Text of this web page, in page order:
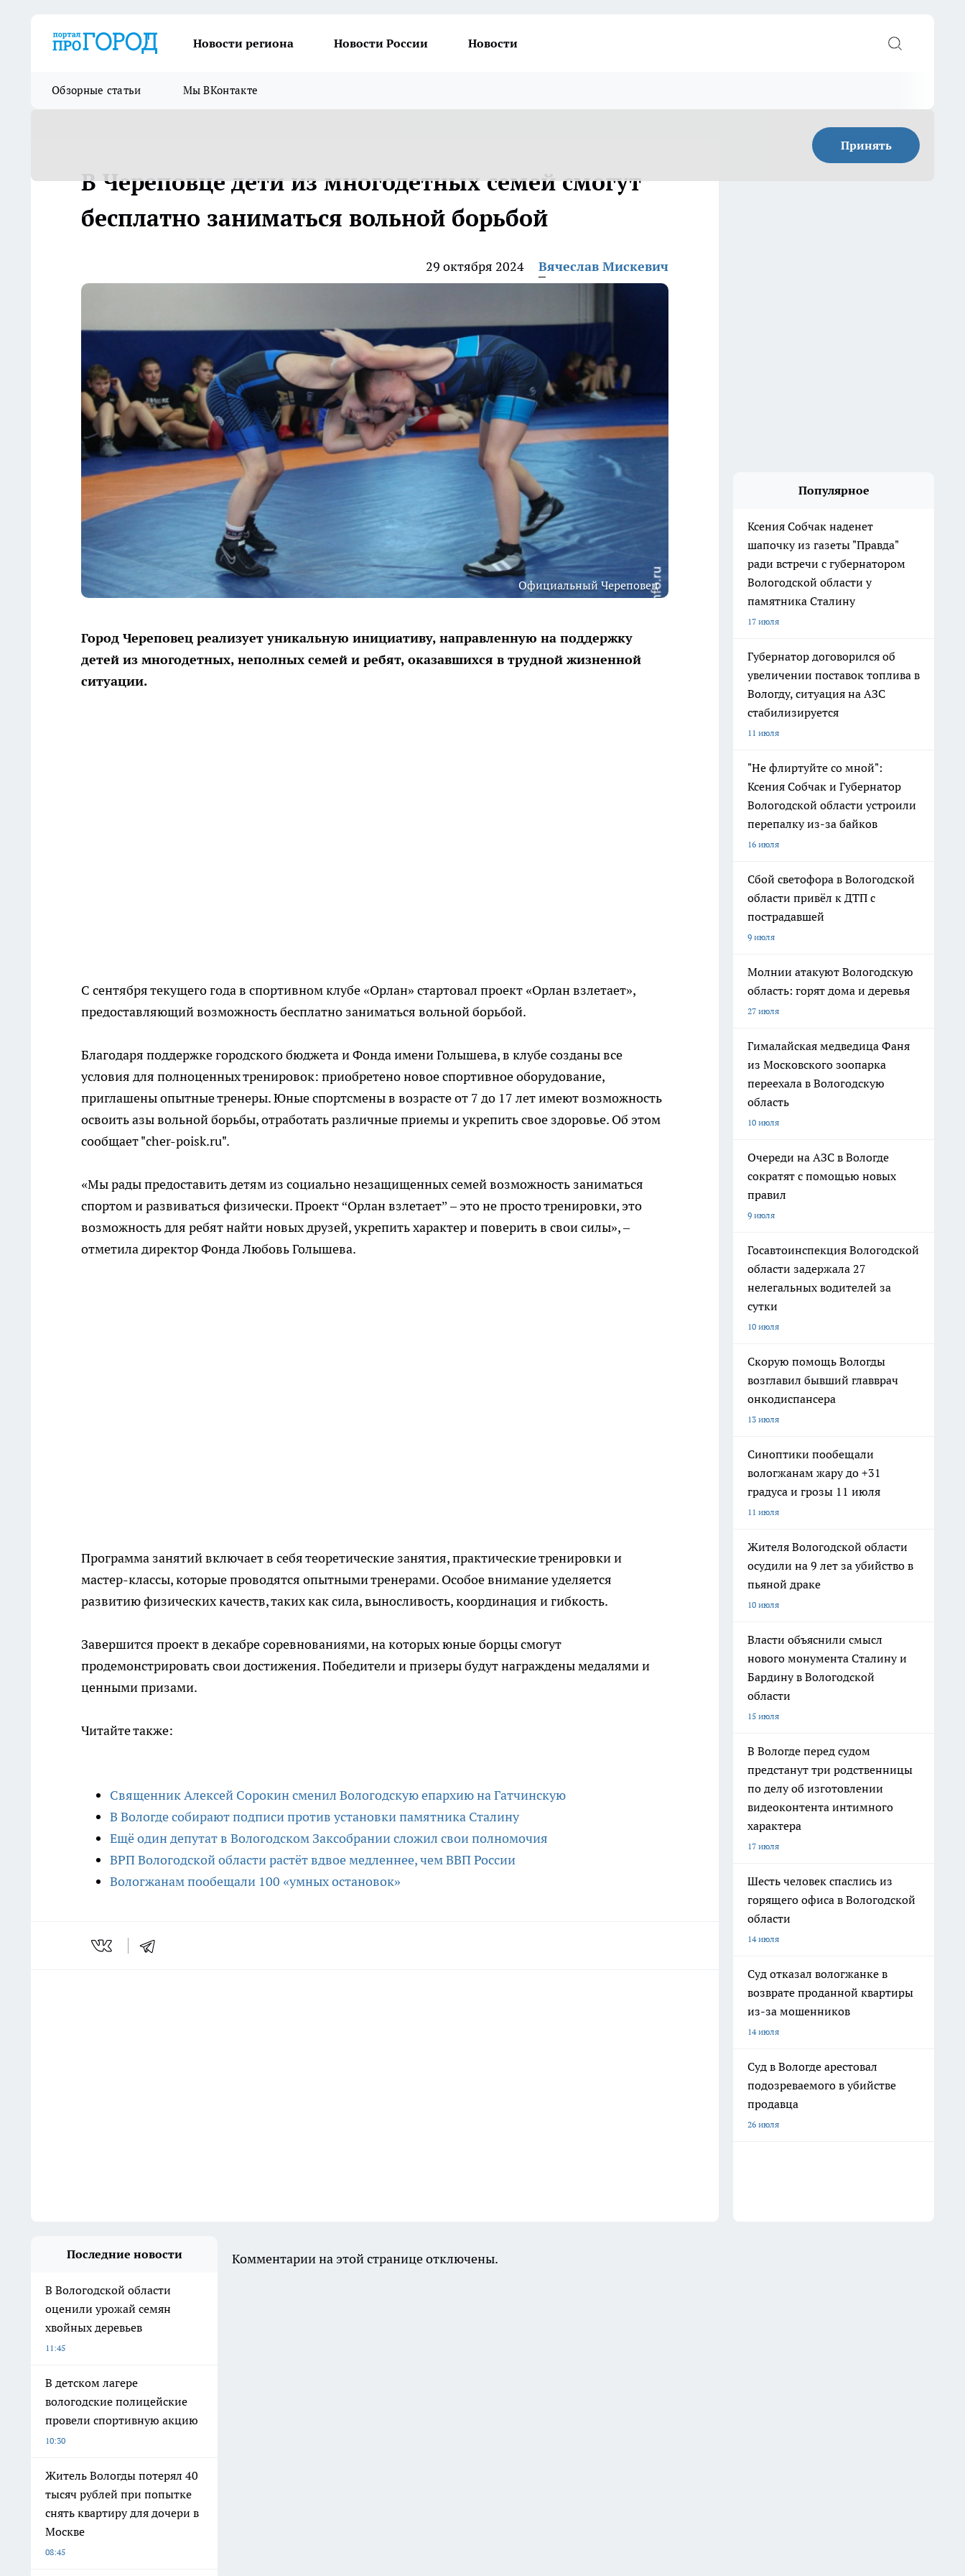
Новости региона Новости России Новости
Обзорные статьи Мы ВКонтакте
Принять
В Череповце дети из многодетных семей смогут
бесплатно заниматься вольной борьбой
29 октября 2024 Вячеслав Мискевич
Официальный Череповец
Город Череповец реализует уникальную инициативу, направленную на поддержку
детей из многодетных, неполных семей и ребят, оказавшихся в трудной жизненной
ситуации.
С сентября текущего года в спортивном клубе «Орлан» стартовал проект «Орлан взлетает»,
предоставляющий возможность бесплатно заниматься вольной борьбой.
Благодаря поддержке городского бюджета и Фонда имени Голышева, в клубе созданы все
условия для полноценных тренировок: приобретено новое спортивное оборудование,
приглашены опытные тренеры. Юные спортсмены в возрасте от 7 до 17 лет имеют возможность
освоить азы вольной борьбы, отработать различные приемы и укрепить свое здоровье. Об этом
сообщает "cher-poisk.ru".
«Мы рады предоставить детям из социально незащищенных семей возможность заниматься
спортом и развиваться физически. Проект “Орлан взлетает” – это не просто тренировки, это
возможность для ребят найти новых друзей, укрепить характер и поверить в свои силы», –
отметила директор Фонда Любовь Голышева.
Программа занятий включает в себя теоретические занятия, практические тренировки и
мастер-классы, которые проводятся опытными тренерами. Особое внимание уделяется
развитию физических качеств, таких как сила, выносливость, координация и гибкость.
Завершится проект в декабре соревнованиями, на которых юные борцы смогут
продемонстрировать свои достижения. Победители и призеры будут награждены медалями и
ценными призами.
Читайте также:
Священник Алексей Сорокин сменил Вологодскую епархию на Гатчинскую
В Вологде собирают подписи против установки памятника Сталину
Ещё один депутат в Вологодском Заксобрании сложил свои полномочия
ВРП Вологодской области растёт вдвое медленнее, чем ВВП России
Вологжанам пообещали 100 «умных остановок»
Популярное
Ксения Собчак наденет
шапочку из газеты "Правда"
ради встречи с губернатором
Вологодской области у
памятника Сталину
17 июля
Губернатор договорился об
увеличении поставок топлива в
Вологду, ситуация на АЗС
стабилизируется
11 июля
"Не флиртуйте со мной":
Ксения Собчак и Губернатор
Вологодской области устроили
перепалку из-за байков
16 июля
Сбой светофора в Вологодской
области привёл к ДТП с
пострадавшей
9 июля
Молнии атакуют Вологодскую
область: горят дома и деревья
27 июля
Гималайская медведица Фаня
из Московского зоопарка
переехала в Вологодскую
область
10 июля
Очереди на АЗС в Вологде
сократят с помощью новых
правил
9 июля
Госавтоинспекция Вологодской
области задержала 27
нелегальных водителей за
сутки
10 июля
Скорую помощь Вологды
возглавил бывший главврач
онкодиспансера
13 июля
Синоптики пообещали
вологжанам жару до +31
градуса и грозы 11 июля
11 июля
Жителя Вологодской области
осудили на 9 лет за убийство в
пьяной драке
10 июля
Власти объяснили смысл
нового монумента Сталину и
Бардину в Вологодской
области
15 июля
В Вологде перед судом
предстанут три родственницы
по делу об изготовлении
видеоконтента интимного
характера
17 июля
Шесть человек спаслись из
горящего офиса в Вологодской
области
14 июля
Суд отказал вологжанке в
возврате проданной квартиры
из-за мошенников
14 июля
Суд в Вологде арестовал
подозреваемого в убийстве
продавца
26 июля
Последние новости
В Вологодской области
оценили урожай семян
хвойных деревьев
11:45
В детском лагере
вологодские полицейские
провели спортивную акцию
10:30
Житель Вологды потерял 40
тысяч рублей при попытке
снять квартиру для дочери в
Москве
08:45
Комментарии на этой странице отключены.